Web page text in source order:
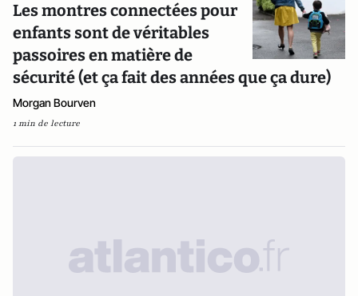
Les montres connectées pour
enfants sont de véritables
passoires en matière de
sécurité (et ça fait des années que ça dure)
Morgan Bourven
1 min de lecture